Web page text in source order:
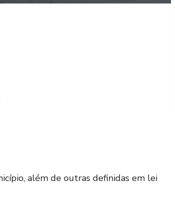
além de outras definidas em lei